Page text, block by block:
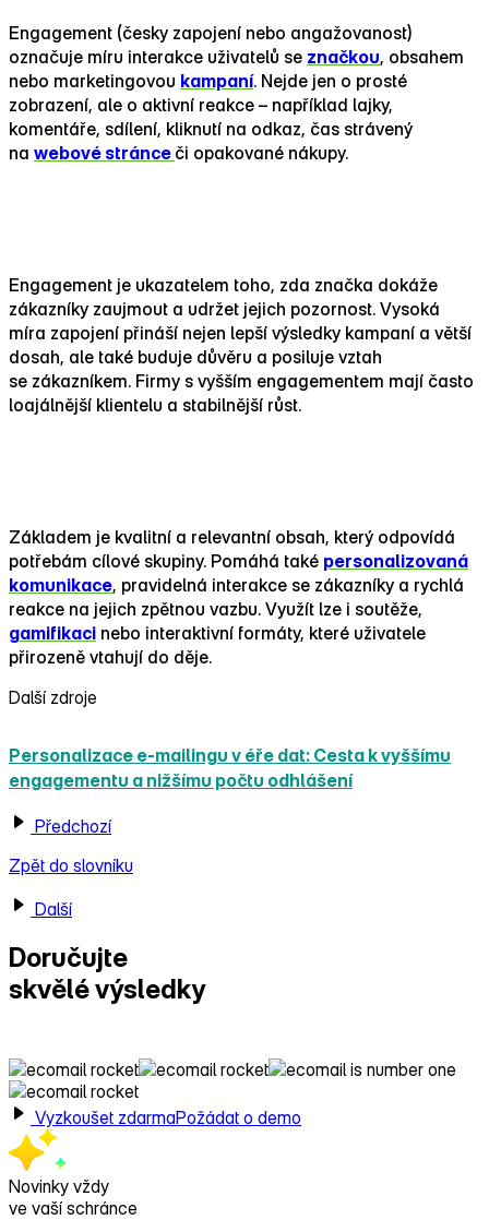
Engagement (česky zapojení nebo angažovanost)
označuje míru interakce uživatelů se značkou, obsahem
nebo marketingovou kampaní. Nejde jen o prosté
zobrazení, ale o aktivní reakce – například lajky,
komentáře, sdílení, kliknutí na odkaz, čas strávený
na webové stránce či opakované nákupy.
Engagement je ukazatelem toho, zda značka dokáže
zákazníky zaujmout a udržet jejich pozornost. Vysoká
míra zapojení přináší nejen lepší výsledky kampaní a větší
dosah, ale také buduje důvěru a posiluje vztah
se zákazníkem. Firmy s vyšším engagementem mají často
loajálnější klientelu a stabilnější růst.
Základem je kvalitní a relevantní obsah, který odpovídá
potřebám cílové skupiny. Pomáhá také personalizovaná
komunikace, pravidelná interakce se zákazníky a rychlá
reakce na jejich zpětnou vazbu. Využít lze i soutěže,
gamifikaci nebo interaktivní formáty, které uživatele
přirozeně vtahují do děje.
Další zdroje
Personalizace e‑mailingu v éře dat: Cesta k vyššímu
engagementu a nižšímu počtu odhlášení
Předchozí
Zpět do slovníku
Další
Doručujte
skvělé výsledky
Vyzkoušet zdarmaPožádat o demo
Novinky vždy
ve vaší schránce